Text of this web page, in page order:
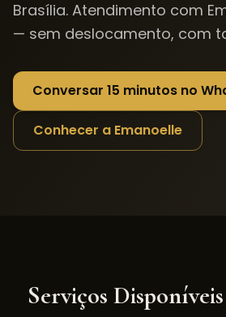
Brasília. Atendimento com
— sem deslocamento, com
Conversar 15 minutos no
Conhecer a Emanoelle
Serviços